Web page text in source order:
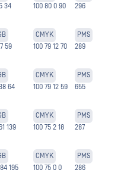
34
100 80 0 90
296
59
CMYK
100 79 12 70
PMS
289
64
CMYK
100 79 12 59
PMS
655
139
CMYK
100 75 2 18
PMS
287
195
CMYK
100 75 0 0
PMS
286